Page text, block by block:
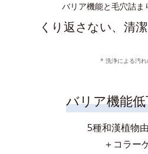
バリア機能と毛穴詰ま
くり返さない、清
* 洗浄による汚れ
バリア機能
5種和漢植物
＋コラー